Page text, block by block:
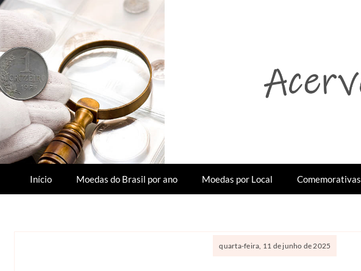
Início Moedas do Brasil por ano Moedas por Local Comemorativas
quarta-feira, 11 de junho de 2025